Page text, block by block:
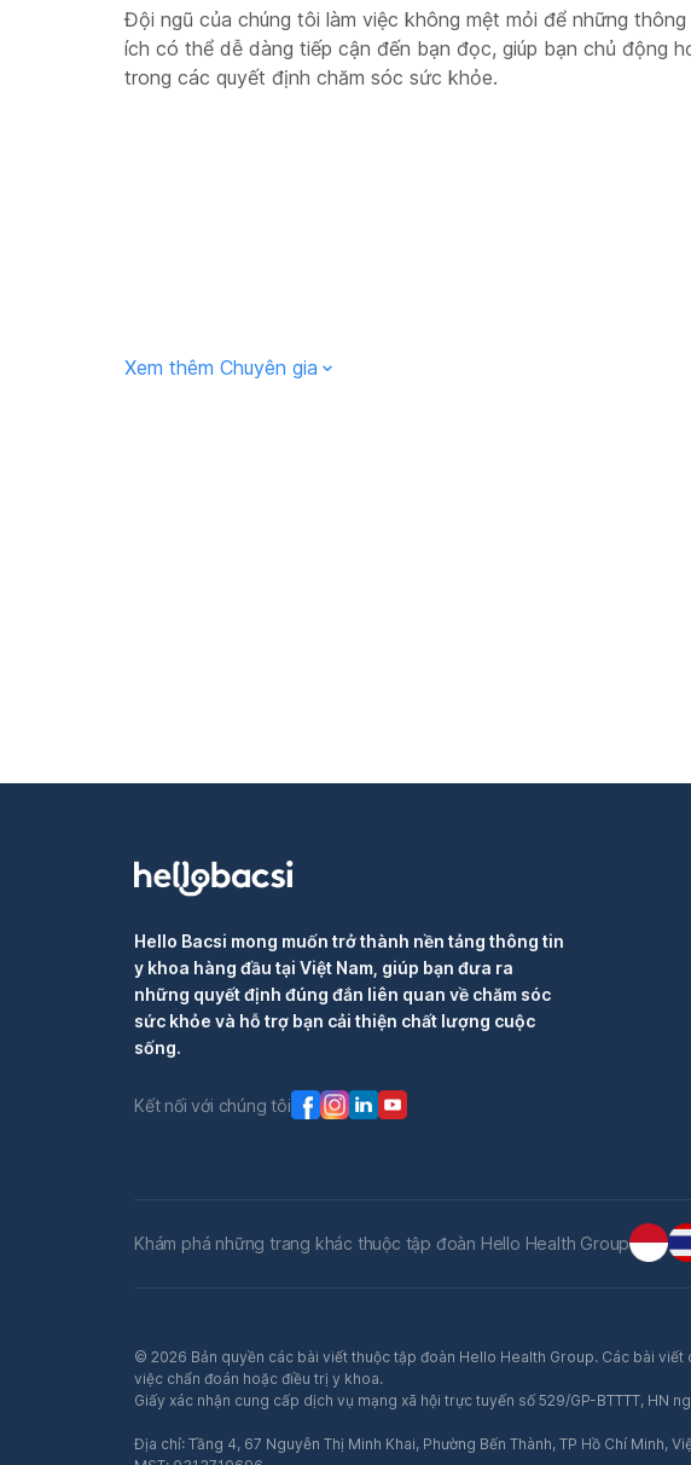
Đội ngũ của chúng tôi làm việc không mệt mỏi để những thông
ích có thể dễ dàng tiếp cận đến bạn đọc, giúp bạn chủ động
trong các quyết định chăm sóc sức khỏe.
Xem thêm Chuyên gia
Hello Bacsi mong muốn trở thành nền tảng thông tin
y khoa hàng đầu tại Việt Nam, giúp bạn đưa ra
những quyết định đúng đắn liên quan về chăm sóc
sức khỏe và hỗ trợ bạn cải thiện chất lượng cuộc
sống.
Kết nối với chúng tôi
Khám phá những trang khác thuộc tập đoàn Hello Health Group
© 2026 Bản quyền các bài viết thuộc tập đoàn Hello Health Group. Các bài
việc chẩn đoán hoặc điều trị y khoa.
Giấy xác nhận cung cấp dịch vụ mạng xã hội trực tuyến số 529/GP-BTTTT, HN
Địa chỉ: Tầng 4, 67 Nguyễn Thị Minh Khai, Phường Bến Thành, TP Hồ Chí Minh,